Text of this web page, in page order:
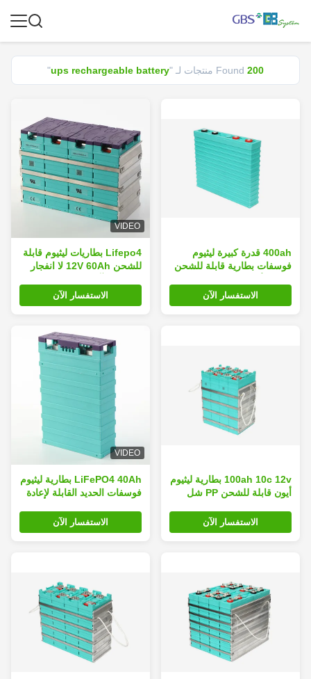
Found 200 منتجات لـ "ups rechargeable battery
"
400ah قدرة كبيرة ليثيوم
فوسفات بطارية قابلة للشحن
الاستفسار الآن
VIDEO
Lifepo4 بطاريات ليثيوم قابلة
للشحن 12V 60Ah لا انفجار
الاستفسار الآن
100ah 10c 12v بطارية ليثيوم
أيون قابلة للشحن PP شل
الاستفسار الآن
VIDEO
LiFePO4 40Ah بطارية ليثيوم
فوسفات الحديد القابلة لإعادة
الاستفسار الآن